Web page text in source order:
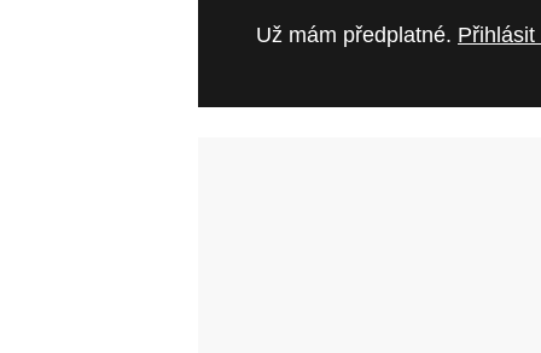
Už mám předplatné. Přihlásit